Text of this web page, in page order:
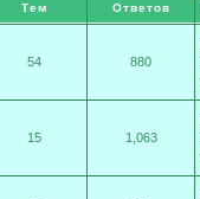
Тем Ответов
54 880
15 1,063